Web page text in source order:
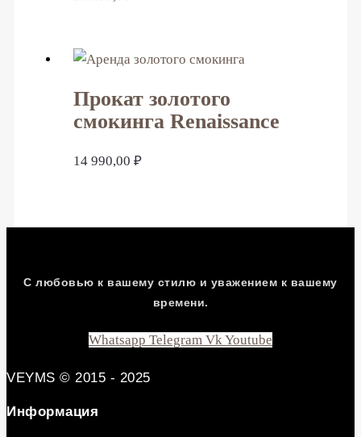
Прокат золотого
смокинга Renaissance
14 990,00₽
С любовью к вашему стилю и уважением к вашему
времени.
Whatsapp Telegram VkYoutube
VEYMS © 2015 - 2025
Информация